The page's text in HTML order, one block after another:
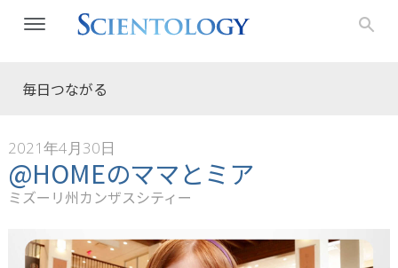
毎日つながる
2021年4月30日
@HOMEのママとミア
ミズーリ州カンザスシティー